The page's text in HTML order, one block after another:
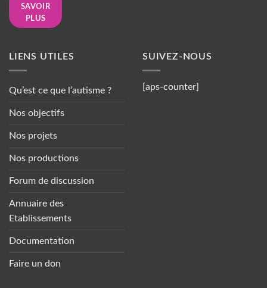
SAVOIR
PLUS
LIENS UTILES
Qu’est ce que l’autisme ?
Nos objectifs
Nos projets
Nos productions
Forum de discussion
Annuaire des
Etablissements
Documentation
Faire un don
SUIVEZ-NOUS
[aps-counter]